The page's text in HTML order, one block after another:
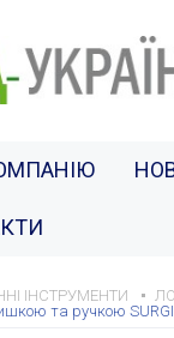
ІНСТРУМЕНТИ
та ручкою